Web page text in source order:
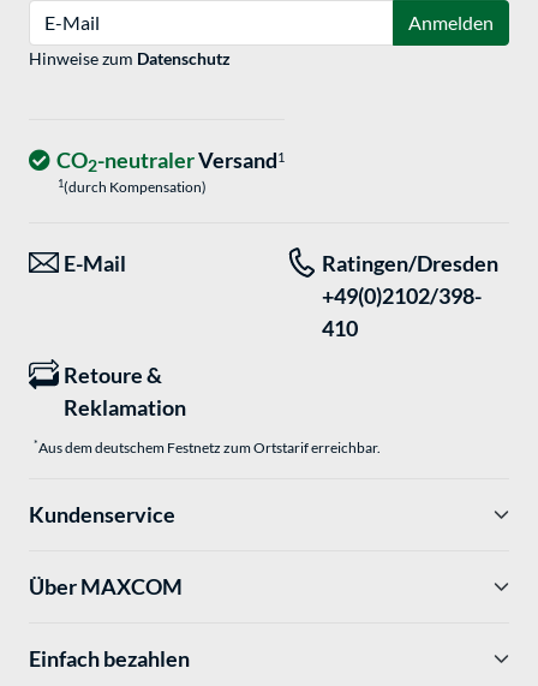
Anmelden
Hinweise zum Datenschutz
CO2-neutralerVersand1
1(durch Kompensation)
E-Mail
Ratingen/Dresden
+49(0)2102/398-
410
Retoure &
Reklamation
*Aus dem deutschem Festnetz zum Ortstarif erreichbar.
Kundenservice
Über MAXCOM
Einfach bezahlen